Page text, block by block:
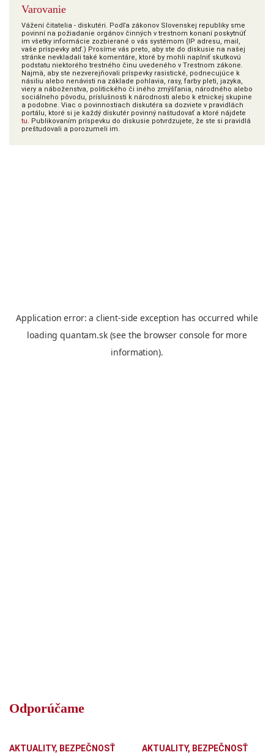
Varovanie
Vážení čitatelia - diskutéri. Podľa zákonov Slovenskej republiky sme
povinní na požiadanie orgánov činných v trestnom konaní poskytnúť
im všetky informácie zozbierané o vás systémom (IP adresu, mail,
vaše príspevky atď.) Prosíme vás preto, aby ste do diskusie na našej
stránke nevkladali také komentáre, ktoré by mohli naplniť skutkovú
podstatu niektorého trestného činu uvedeného v Trestnom zákone.
Najmä, aby ste nezverejňovali príspevky rasistické, podnecujúce k
násiliu alebo nenávisti na základe pohlavia, rasy, farby pleti, jazyka,
viery a náboženstva, politického či iného zmýšľania, národného alebo
sociálneho pôvodu, príslušnosti k národnosti alebo k etnickej skupine
a podobne. Viac o povinnostiach diskutéra sa dozviete v pravidlách
portálu, ktoré si je každý diskutér povinný naštudovať a ktoré nájdete
tu. Publikovaním príspevku do diskusie potvrdzujete, že ste si pravidlá
preštudovali a porozumeli im.
Odporúčame
AKTUALITY, BEZPEČNOSŤ AKTUALITY, BEZPEČNOSŤ